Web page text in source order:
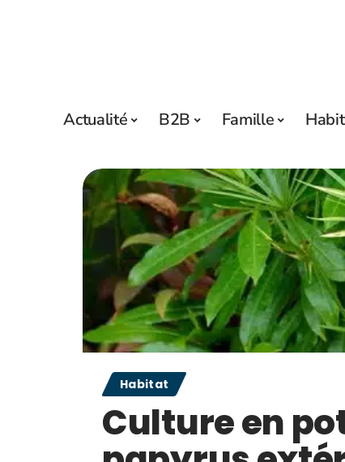
Actualité B2B Famille
Habitat
Culture en